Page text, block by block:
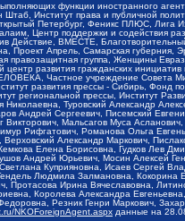
функции иностранного
Штаб, Институт права и публичной
Петербург, Феникс ПЛЮС, Лига
Центр поддержки и содействия
Действие, ВМЕСТЕ,
Проект Апрель, Самарская
правозащитная группа, Женщины
центр развития гражданских
Частное учреждение Совета
развития прессы - Сибирь, Фонд
региональной прессы, Институт
Туровский Александр
Андрей Сергеевич, Писемский
Викторович, Мальсагов Муса
Рифгатович, Романова Ольга
Александр Маркович,
Елена Борисовна, Гудков Лев
Андрей Юрьевич, Мосин Алексей
Куприяновна, Исаев Сергей
Людмила Залмановна, Кокорина
Протасова Ирина Вячеславовна,
Королева Александра
Резник Генри Маркович,
NKOForeignAgent.aspx данные на